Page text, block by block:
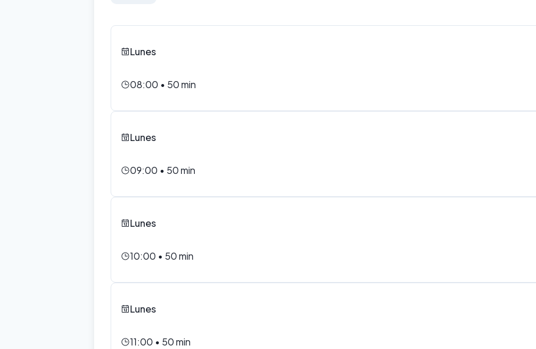
Lunes
08:00 • 50min
Lunes
09:00 • 50min
Lunes
10:00 • 50min
Lunes
11:00 • 50min